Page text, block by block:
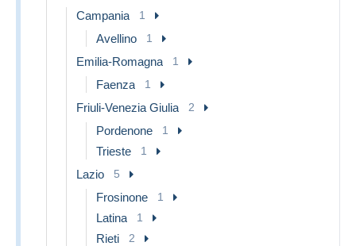
Campania 1
Avellino 1
Emilia-Romagna 1
Faenza 1
Friuli-Venezia Giulia 2
Pordenone 1
Trieste 1
Lazio 5
Frosinone 1
Latina 1
Rieti 2